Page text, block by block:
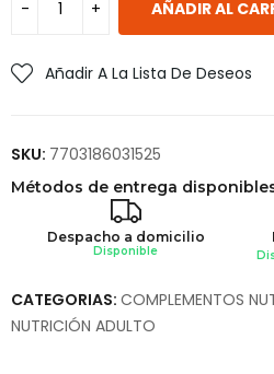
AÑADIR AL
Añadir A La Lista De Deseos
SKU: 7703186031525
Métodos de entrega
Despacho a domicilio
Disponible
CATEGORIAS: COMPLEMENTOS
NUTRICIÓN ADULTO